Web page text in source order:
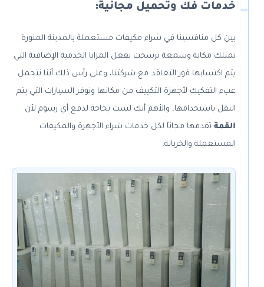
خدمات فك وتحميل مجانية:
بين كل منافسينا في شراء مكيفات مستعملة بالمدينة المنورة
نمتلك مكانة وسمعة ترسخت بفعل المزايا الخدمية الإضافية التي
يتم اكتسابها فور التعاقد مع شركتنا، وعلى رأس ذلك أننا نتحمل
عبء التفكيك لأجهزة التكييف من مكانها ونوفر السيارات التي يتم
النقل باستخدامها، والأهم أنك لست بحاجة لدفع أي رسوم لأن
القمة تقدمها مجاناً لكل خدمات شراء الأجهزة والمكيفات
المستعملة والخربانة.